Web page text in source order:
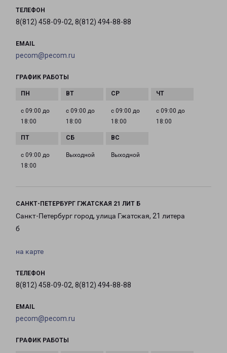
ТЕЛЕФОН
8(812) 458-09-02, 8(812) 494-88-88
EMAIL
pecom@pecom.ru
ГРАФИК РАБОТЫ
с 09:00 до
18:00
с 09:00 до
18:00
с 09:00 до
18:00
с 09:00 до
18:00
с 09:00 до
18:00
Выходной Выходной
САНКТ-ПЕТЕРБУРГ ГЖАТСКАЯ 21 ЛИТ Б
Санкт-Петербург город, улица Гжатская, 21 литера
б
на карте
ТЕЛЕФОН
8(812) 458-09-02, 8(812) 494-88-88
EMAIL
pecom@pecom.ru
ГРАФИК РАБОТЫ